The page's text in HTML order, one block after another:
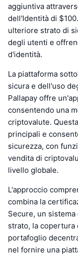
aggiuntiva
dell'Identità di
ulteriore strato di
degli utenti e
d'identità.
La piattaforma
sicura e dell'uso
Pallapay offre
consentendo una
criptovalute.
principali e
sicurezza, con
vendita di
livello globale.
L'approccio
combina la
Secure, un
strato, la
portafoglio
nel fornire una